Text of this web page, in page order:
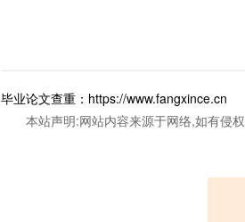
毕业论文查重：https://www.fangxince.cn
本站声明:网站内容来源于网络,如有侵